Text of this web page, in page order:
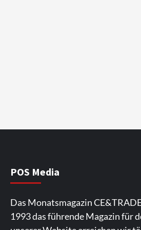
POS Media
Das Monatsmagazin
1993 das führende Magazin für